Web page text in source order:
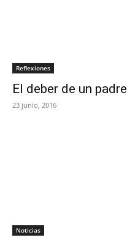
Reflexiones
El deber de un padre
23 junio, 2016
Noticias